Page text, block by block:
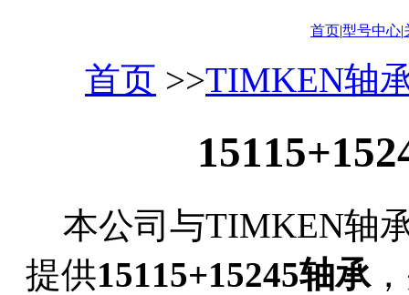
首页|型号中心|
首页 >>TIMKEN轴
本公司与TIMKEN轴
提供15115+15245轴承